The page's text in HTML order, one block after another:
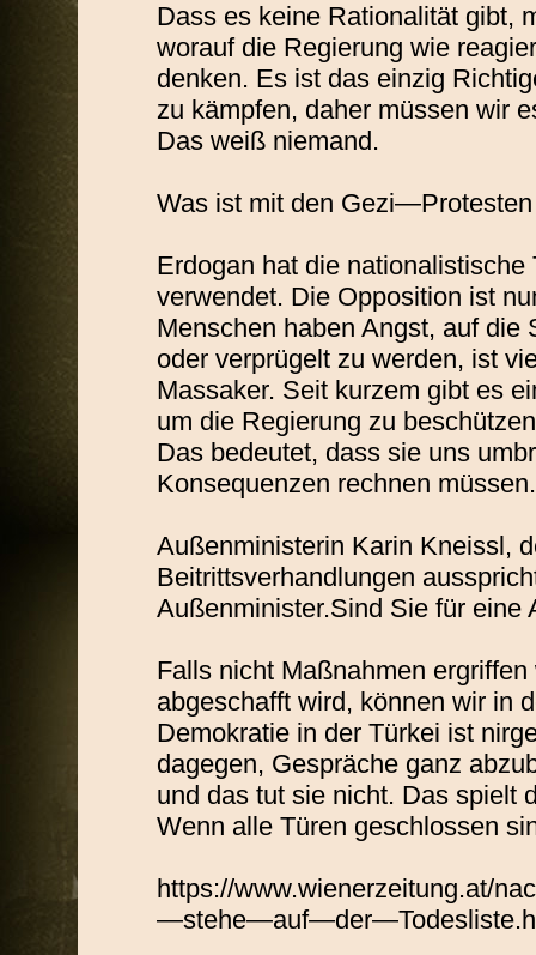
Dass es keine Rationalität gibt,
worauf die Regierung wie
denken. Es ist das einzig
zu kämpfen, daher müssen wir
Das weiß niemand.
Was ist mit den
Erdogan hat die
verwendet. Die Opposition ist
Menschen haben Angst, auf die
oder verprügelt zu werden, ist
Massaker. Seit kurzem gibt es
um die Regierung zu
Das bedeutet, dass sie uns
Konsequenzen rechnen müssen.
Außenministerin Karin Kneissl,
Beitrittsverhandlungen
Außenminister.Sind Sie für eine
Falls nicht Maßnahmen
abgeschafft wird, können wir in
Demokratie in der Türkei ist
dagegen, Gespräche ganz
und das tut sie nicht. Das spielt
Wenn alle Türen geschlossen
https://www.wienerzeitung.at/